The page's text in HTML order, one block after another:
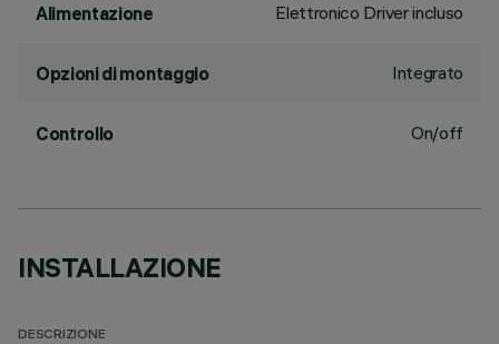
Alimentazione Elettronico Driver incluso
Opzioni di montaggio Integrato
Controllo On/off
INSTALLAZIONE
DESCRIZIONE